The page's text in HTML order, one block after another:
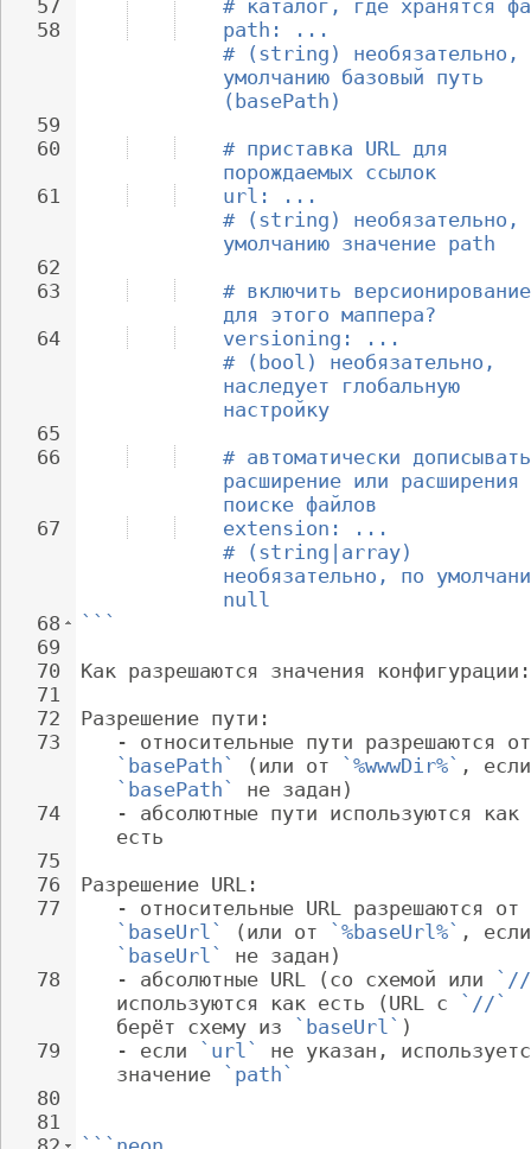
57
58
59
60
61
62
63
64
65
66
67
68
69
70
71
72
73
74
75
76
77
78
79
80
81
# каталог, где хранятся
path:
# (string)
умолчанию базовый путь
(basePath)
# приставка URL для
порождаемых ссылок
url:
# (string)
умолчанию значение path
# включить
для этого маппера?
versioning:
# (bool) необязательно,
наследует глобальную
настройку
# автоматически
расширение или
поиске файлов
extension:
# (string|array)
необязательно, по
null
```
Как разрешаются значения конфигурации:
Разрешение пути:
   -
относительные пути разрешаются
`basePath`
(или от `%wwwDir%` ,
`basePath`
не задан)
   -
абсолютные пути используются как
есть
Разрешение URL:
   -
относительные URL разрешаются от
`baseUrl`
(или от `%baseUrl%` ,
`baseUrl`
не задан)
   -
абсолютные URL (со схемой или
используются как есть (URL с
`//`
берёт схему из
`baseUrl` )
   -
если `url`
не указан,
значение
`path`